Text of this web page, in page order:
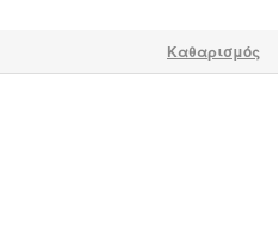
Καθαρισμός